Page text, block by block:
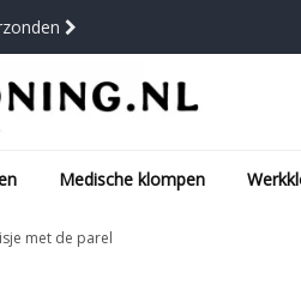
Medische klompen
met de parel